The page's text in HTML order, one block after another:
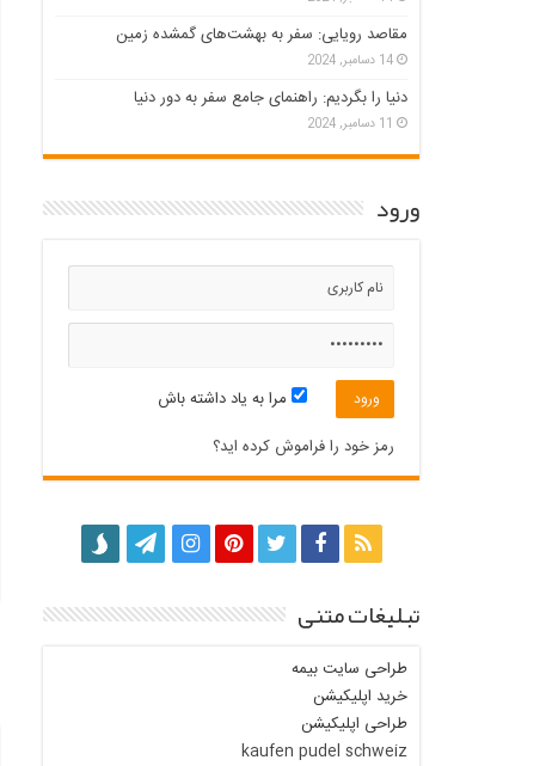
مقاصد رویایی: سفر به بهشت‌های گمشده زمین
14 دسامبر, 2024
دنیا را بگردیم: راهنمای جامع سفر به دور دنیا
11 دسامبر, 2024
ورود
مرا به یاد داشته باش
رمز خود را فراموش کرده اید؟
تبلیغات متنی
طراحی سایت بیمه
خرید اپلیکیشن
طراحی اپلیکیشن
kaufen pudel schweiz